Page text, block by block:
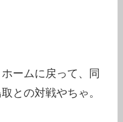
ームに戻って、同
との対戦やちゃ。